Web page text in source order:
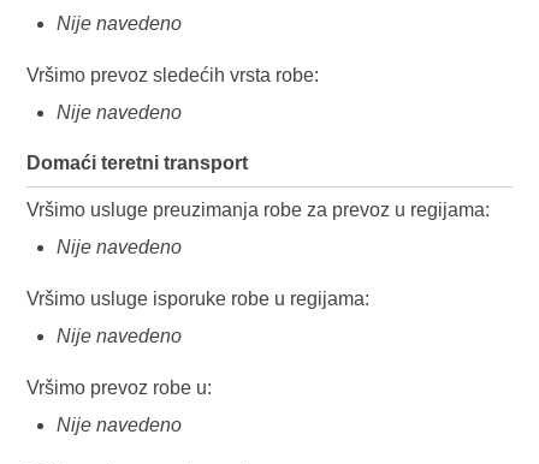
Nije navedeno
Vršimo prevoz sledećih vrsta robe:
Nije navedeno
Domaći teretni transport
Vršimo usluge preuzimanja robe za prevoz u regijama:
Nije navedeno
Vršimo usluge isporuke robe u regijama:
Nije navedeno
Vršimo prevoz robe u:
Nije navedeno